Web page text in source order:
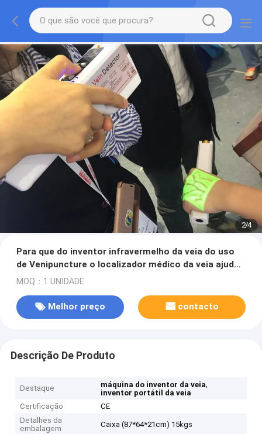
2/4
Para que do inventor infravermelho da veia do uso
de Venipuncture o localizador médico da veia ajude
a enfermeira a encontrar Vessal
MOQ：1 UNIDADE
Melhor preço contacto
Descrição De Produto
Destaque máquina do inventor da veia,
inventor portátil da veia
Certificação
CE
Detalhes da
embalagem
Caixa (87*64*21cm) 15kgs